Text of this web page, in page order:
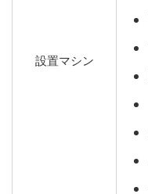
設置マシン